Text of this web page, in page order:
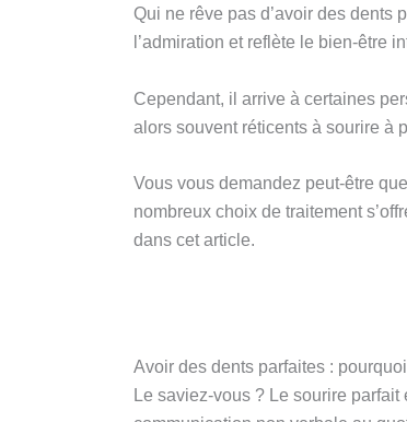
Qui ne rêve pas d’avoir des dents
l’admiration et reflète le bien-être
Cependant, il arrive à certaines
alors souvent réticents à sourire à
Vous vous demandez peut-être
nombreux choix de traitement
dans cet article.
Avoir des dents parfaites :
Le saviez-vous ? Le sourire